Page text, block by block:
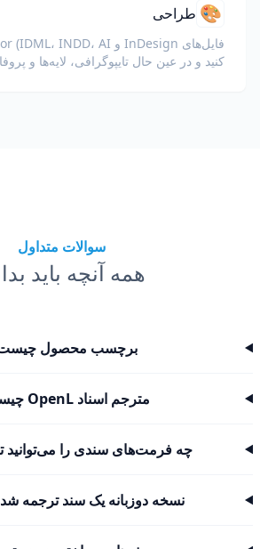
🎨 طراحی
کنید و در عین حال تایپوگرافی، لایه‌ها و
سوالات متداول
همه آنچه باید
برچسب محصول
مترجم اسناد OpenL چیست؟
چه فرمت‌های سندی را می‌توانید
نسخه دوزبانه یک سند ترجمه